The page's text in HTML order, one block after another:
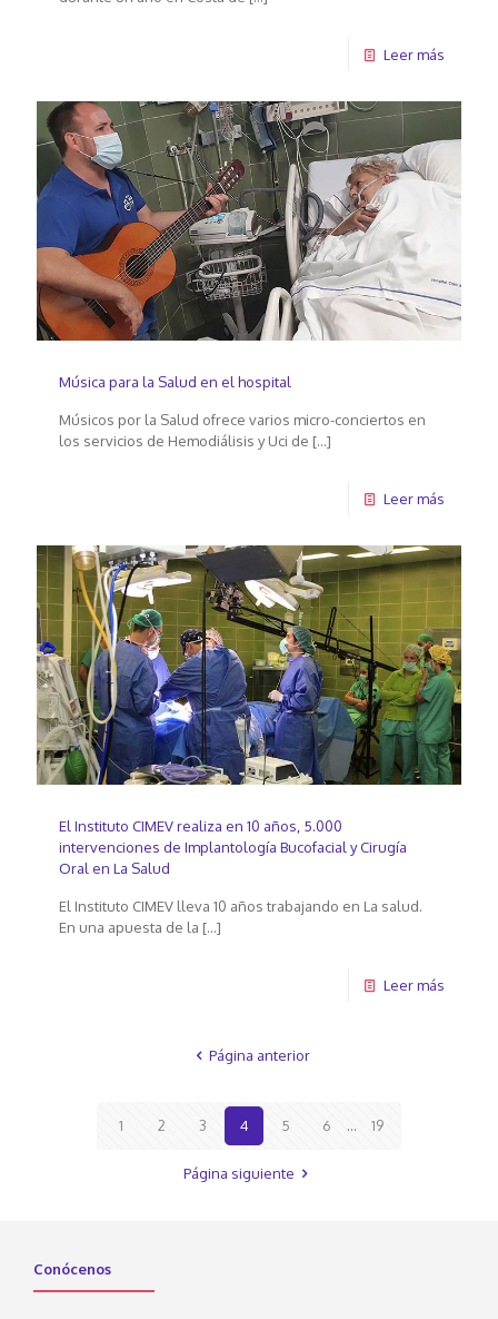
Leer más
Música para la Salud en el hospital
Músicos por la Salud ofrece varios micro-conciertos en
los servicios de Hemodiálisis y Uci de […]
Leer más
El Instituto CIMEV realiza en 10 años, 5.000
intervenciones de Implantología Bucofacial y Cirugía
Oral en La Salud
El Instituto CIMEV lleva 10 años trabajando en La salud.
En una apuesta de la […]
Leer más
Página anterior
1 2 3 4 5 6 ... 19
Página siguiente
Conócenos